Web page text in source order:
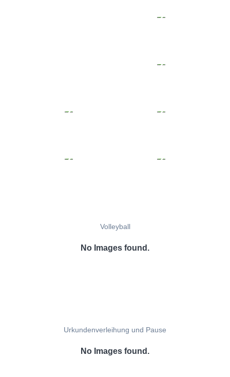
Volleyball
No Images found.
Urkundenverleihung und Pause
No Images found.